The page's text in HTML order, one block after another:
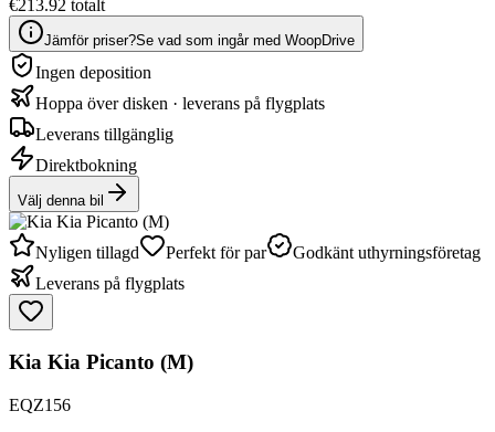
€213.92 totalt
Jämför priser?Se vad som ingår med WoopDrive
Ingen deposition
Hoppa över disken · leverans på flygplats
Leverans tillgänglig
Direktbokning
Välj denna bil
Nyligen tillagd Perfekt för par
Godkänt uthyrningsföretag
Leverans på flygplats
Kia Kia Picanto (M)
EQZ156